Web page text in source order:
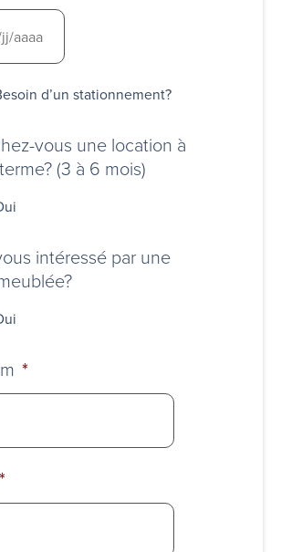
d’un stationnement?
vous une location à
(3 à 6 mois)
intéressé par une
*
*